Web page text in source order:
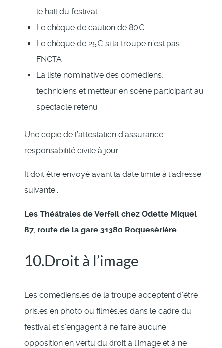
le hall du festival
Le chèque de caution de 80€
Le chèque de 25€ si la troupe n’est pas
FNCTA
La liste nominative des comédiens,
techniciens et metteur en scène participant au
spectacle retenu
Une copie de l’attestation d’assurance
responsabilité civile à jour.
Il doit être envoyé avant la date limite à l'adresse
suivante :
Les Théâtrales de Verfeil chez Odette Miquel
87, route de la gare 31380 Roquesérière.
10.Droit à l’image
Les comédiens.es de la troupe acceptent d’être
pris.es en photo ou filmés.es dans le cadre du
festival et s’engagent à ne faire aucune
opposition en vertu du droit à l’image et à ne